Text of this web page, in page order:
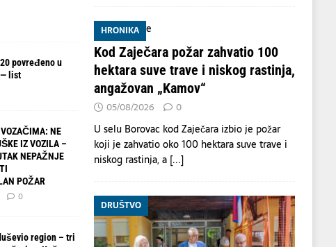
povređeno u
list
NE
IZ VOZILA –
NEPAŽNJE
POŽAR
0
region – tri
HRONIKA
Kod Zaječara požar zahvatio 100
hektara suve trave i niskog rastinja,
angažovan „Kamov“
05/08/2026 0
U selu Borovac kod Zaječara izbio je požar
koji je zahvatio oko 100 hektara suve trave i
niskog rastinja, a [...]
DRUŠTVO